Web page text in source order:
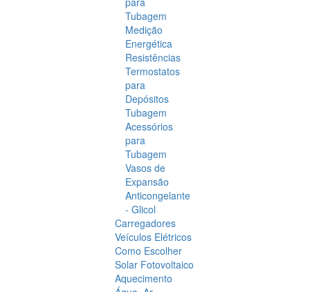
Tubagem
Medição
Energética
Resistências
Termostatos
para
Depósitos
Tubagem
Acessórios
para
Tubagem
Vasos de
Expansão
Anticongelante
- Glicol
Carregadores
Veículos Elétricos
Como Escolher
Solar Fotovoltaico
Aquecimento